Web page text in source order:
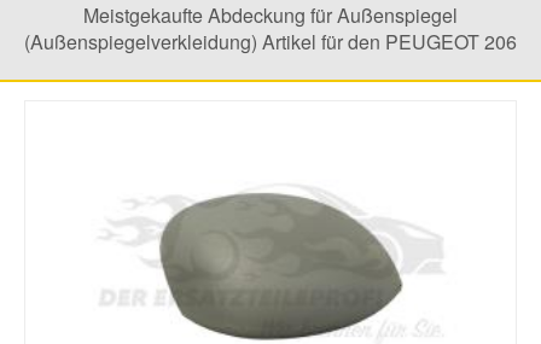
Meistgekaufte Abdeckung für Außenspiegel
(Außenspiegelverkleidung) Artikel für den PEUGEOT 206
Mercedes Ersatzteile
Nissan Ersatzteile
Porsche Ersatzteile